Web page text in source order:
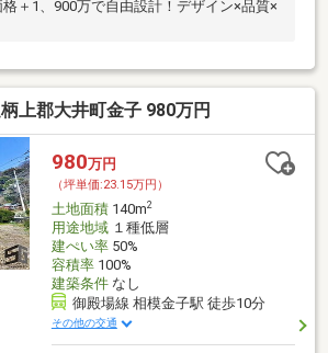
格＋1、900万で自由設計！デザイン×品質×
上郡大井町金子 980万円
980万円
（坪単価:23.15万円）
土地面積140m2
用途地域１種低層
建ぺい率50%
容積率100%
建築条件なし
御殿場線 相模金子駅 徒歩10分
その他の交通